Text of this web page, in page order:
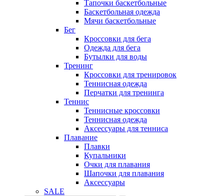
Тапочки баскетбольные
Баскетбольная одежда
Мячи баскетбольные
Бег
Кроссовки для бега
Одежда для бега
Бутылки для воды
Тренинг
Кроссовки для тренировок
Теннисная одежда
Перчатки для тренинга
Теннис
Теннисные кроссовки
Теннисная одежда
Аксессуары для тенниса
Плавание
Плавки
Купальники
Очки для плавания
Шапочки для плавания
Аксессуары
SALE